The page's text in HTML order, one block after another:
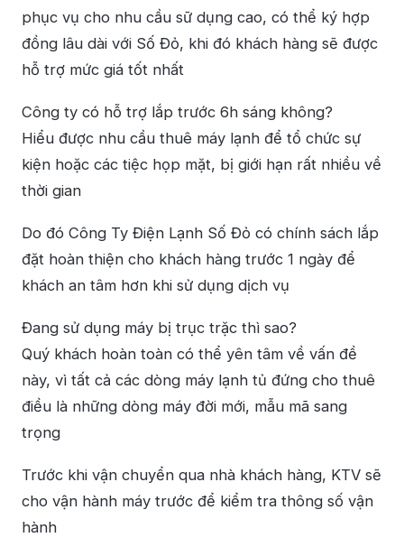
phục vụ cho nhu cầu sữ dụng cao, có thể ký hợp
đồng lâu dài với Số Đỏ, khi đó khách hàng sẽ được
hỗ trợ mức giá tốt nhất
Công ty có hỗ trợ lắp trước 6h sáng không?
Hiểu được nhu cầu thuê máy lạnh để tổ chức sự
kiện hoặc các tiệc họp mặt, bị giới hạn rất nhiều về
thời gian
Do đó Công Ty Điện Lạnh Số Đỏ có chính sách lắp
đặt hoàn thiện cho khách hàng trước 1 ngày để
khách an tâm hơn khi sử dụng dịch vụ
Đang sử dụng máy bị trục trặc thì sao?
Quý khách hoàn toàn có thể yên tâm về vấn đề
này, vì tất cả các dòng máy lạnh tủ đứng cho thuê
điều là những dòng máy đời mới, mẫu mã sang
trọng
Trước khi vận chuyển qua nhà khách hàng, KTV sẽ
cho vận hành máy trước để kiểm tra thông số vận
hành